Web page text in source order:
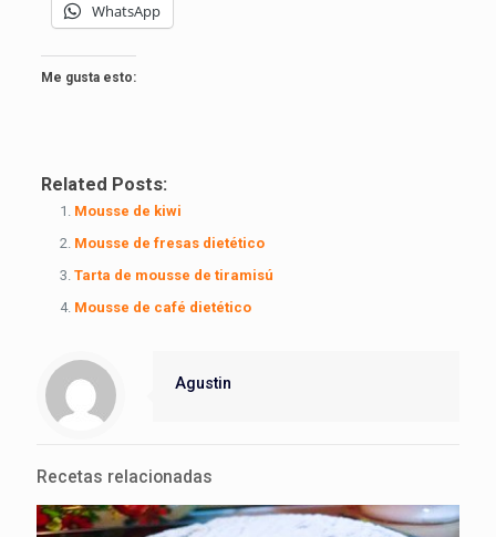
WhatsApp
Me gusta esto:
Related Posts:
Mousse de kiwi
Mousse de fresas dietético
Tarta de mousse de tiramisú
Mousse de café dietético
Agustin
Recetas relacionadas